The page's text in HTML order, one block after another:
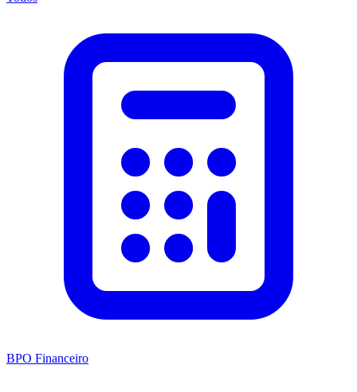
BPO Financeiro